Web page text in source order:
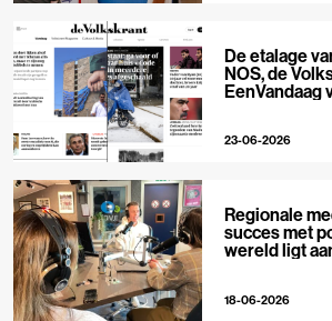
De etalage
NOS, de
EenVandaag
23-06-2026
Regionale
succes met
wereld ligt
18-06-2026